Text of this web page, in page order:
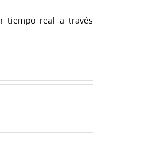
tiempo real a través